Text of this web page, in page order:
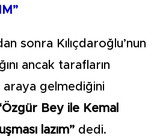
sonra Kılıçdaroğlu’nun
ancak tarafların
araya gelmediğini
Bey ile Kemal
lazım” dedi.